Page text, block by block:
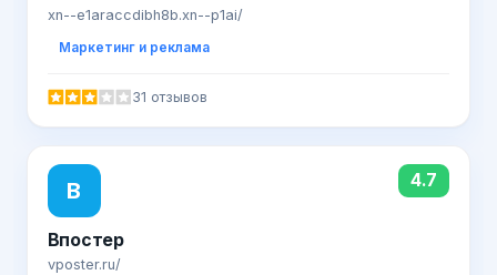
xn--e1araccdibh8b.xn--p1ai/
Маркетинг и реклама
31 отзывов
В 4.7
Впостер
vposter.ru/